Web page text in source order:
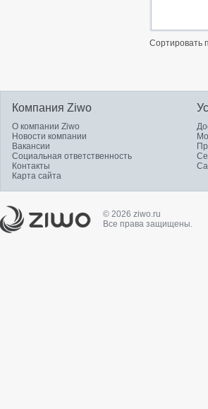
Сортировать
Компания Ziwo
О компании Ziwo
Новости компании
Вакансии
Социальная ответственность
Контакты
Карта сайта
© 2026 ziwo.ru
Все права защищены.